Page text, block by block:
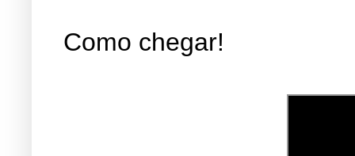
Como chegar!